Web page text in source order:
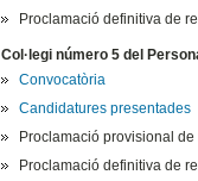
Proclamació definitiva de
Col·legi número 5 del
Convocatòria
Candidatures presentades
Proclamació provisional de
Proclamació definitiva de